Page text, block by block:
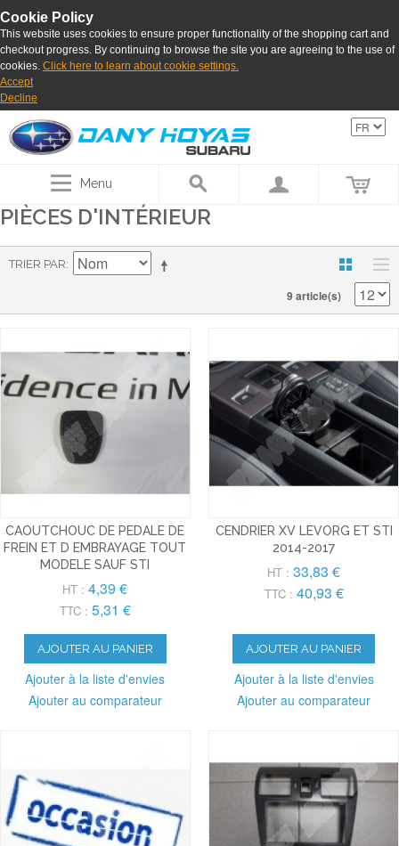
Cookie Policy
This website uses cookies to ensure proper functionality of the shopping cart and
checkout progress. By continuing to browse the site you are agreeing to the use of
cookies. Click here to learn about cookie settings.
Accept
Decline
Menu
PIÈCES D'INTÉRIEUR
TRIER PAR
9 article(s)
CAOUTCHOUC DE PEDALE DE
FREIN ET D EMBRAYAGE TOUT
MODELE SAUF STI
HT : 4,39 €
TTC : 5,31 €
AJOUTER AU PANIER
Ajouter à la liste d'envies
Ajouter au comparateur
CENDRIER XV LEVORG ET STI
2014-2017
HT : 33,83 €
TTC : 40,93 €
AJOUTER AU PANIER
Ajouter à la liste d'envies
Ajouter au comparateur